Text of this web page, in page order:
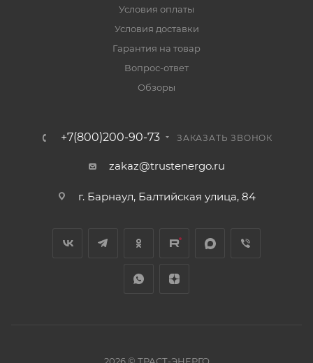
Условия оплаты
Условия доставки
Гарантия на товар
Вопрос-ответ
Обзоры
+7(800)200-90-73 ЗАКАЗАТЬ ЗВОНОК
zakaz@trustenergo.ru
г. Барнаул, Балтийская улица, 84